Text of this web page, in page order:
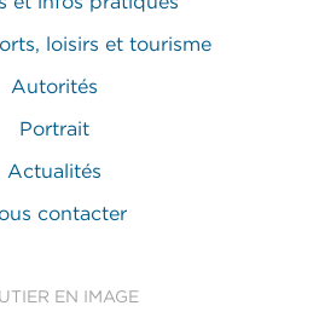
loisirs et tourisme
Autorités
Portrait
Actualités
contacter
EN IMAGE